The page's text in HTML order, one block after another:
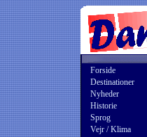
Forside
Destinationer
Nyheder
Historie
Sprog
Vejr / Klima